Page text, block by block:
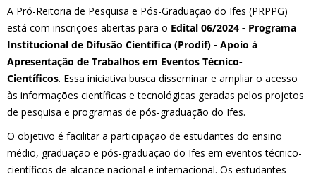
A Pró-Reitoria de Pesquisa e Pós-Graduação do Ifes (PRPPG)
está com inscrições abertas para o Edital 06/2024 - Programa
Institucional de Difusão Científica (Prodif) - Apoio à
Apresentação de Trabalhos em Eventos Técnico-
Científicos. Essa iniciativa busca disseminar e ampliar o acesso
às informações científicas e tecnológicas geradas pelos projetos
de pesquisa e programas de pós-graduação do Ifes.
O objetivo é facilitar a participação de estudantes do ensino
médio, graduação e pós-graduação do Ifes em eventos técnico-
científicos de alcance nacional e internacional. Os estudantes